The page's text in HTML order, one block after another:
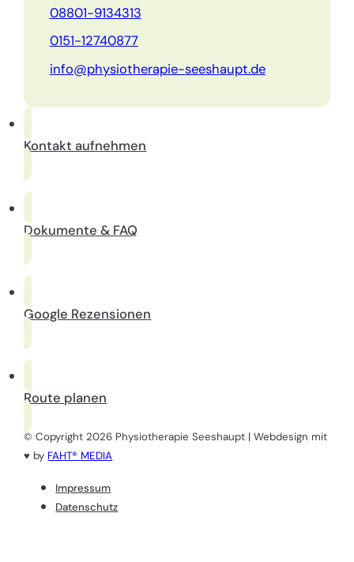
08801-9134313
0151-12740877
info@physiotherapie-seeshaupt.de
Kontakt aufnehmen
Dokumente & FAQ
Google Rezensionen
Route planen
© Copyright 2026 Physiotherapie Seeshaupt | Webdesign mit
♥ by FAHT® MEDIA
Impressum
Datenschutz